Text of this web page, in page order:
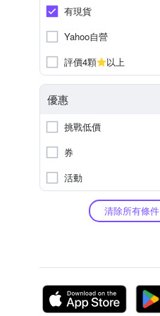
有現貨
Yahoo自營
評價4顆
以上
優惠
挑戰低價
券
活動
清除所有條件